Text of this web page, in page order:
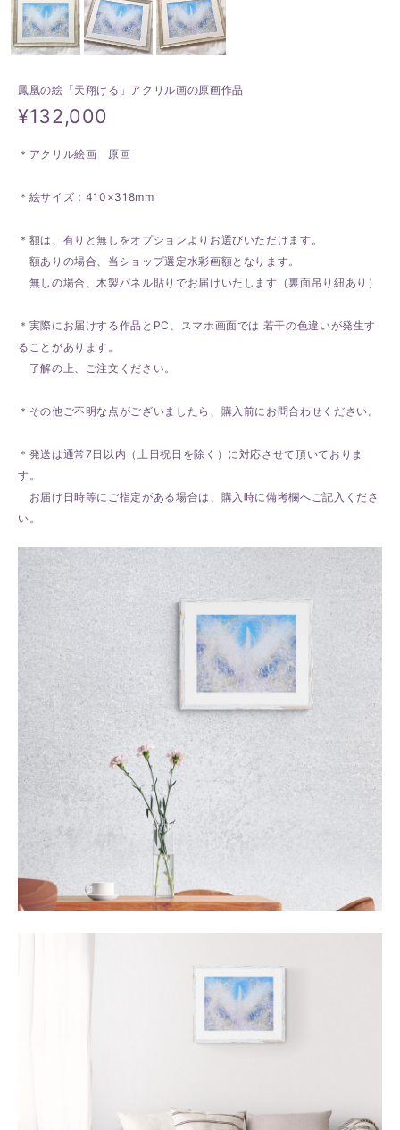
鳳凰の絵「天翔ける」アクリル画の原画作品
¥132,000
＊アクリル絵画 原画
＊絵サイズ：410×318mm
＊額は、有りと無しをオプションよりお選びいただけます。
額ありの場合、当ショップ選定水彩画額となります。
無しの場合、木製パネル貼りでお届けいたします（裏面吊り紐あり）
＊実際にお届けする作品とPC、スマホ画面では 若干の色違いが発生す
ることがあります。
了解の上、ご注文ください。
＊その他ご不明な点がございましたら、購入前にお問合わせください。
＊発送は通常7日以内（土日祝日を除く）に対応させて頂いておりま
す。
お届け日時等にご指定がある場合は、購入時に備考欄へご記入くださ
い。